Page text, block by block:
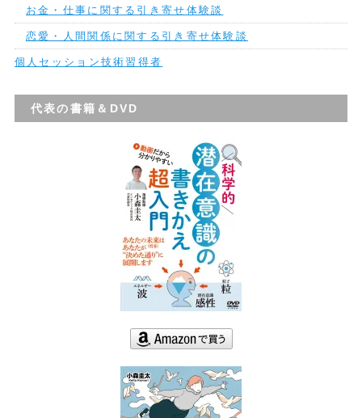
お金・仕事に関する引き寄せ体験談
恋愛・人間関係に関する引き寄せ体験談
個人セッション技術習得者
代表の書籍＆DVD